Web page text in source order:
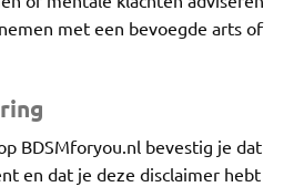
met een bevoegde arts of
BDSMforyou.nl bevestig je dat
en dat je deze disclaimer hebt